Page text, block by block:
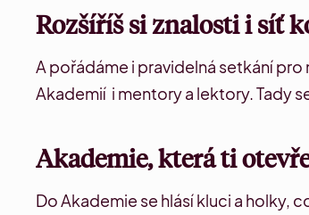
Rozšíříš si znalosti i síť
A pořádáme i pravidelná setkání pro
Akademií i mentory a lektory. Tady
Akademie, která ti
Do Akademie se hlásí kluci a holky,